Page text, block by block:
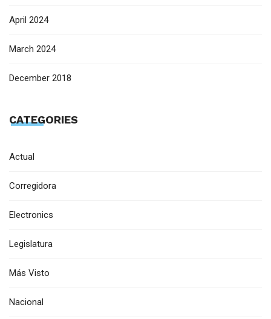
April 2024
March 2024
December 2018
CATEGORIES
Actual
Corregidora
Electronics
Legislatura
Más Visto
Nacional